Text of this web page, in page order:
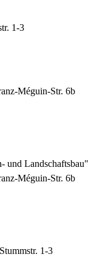
1-3
Méguin-Str. 6b
und Landschaftsbau"
Méguin-Str. 6b
1-3